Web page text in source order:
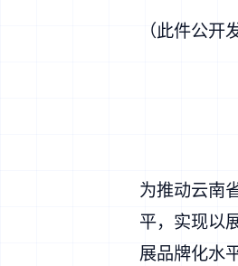
（此件公开
为推动云南
平，实现以
展品牌化水